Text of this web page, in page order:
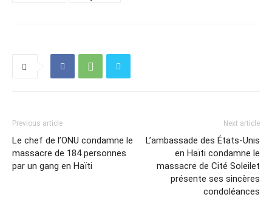
Previous article
Le chef de l’ONU condamne le
massacre de 184 personnes
par un gang en Haïti
Next article
L’ambassade des États-Unis
en Haïti condamne le
massacre de Cité Soleilet
présente ses sincères
condoléances